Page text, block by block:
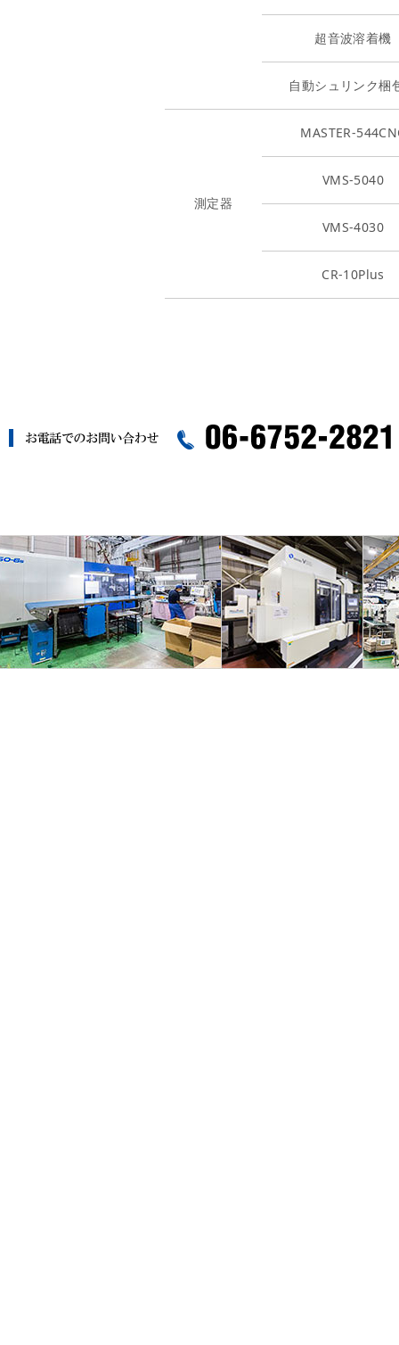
超音波溶着機
自動シュリンク梱
測定器
MASTER-
VMS-5040
VMS-4030
CR-10Plus